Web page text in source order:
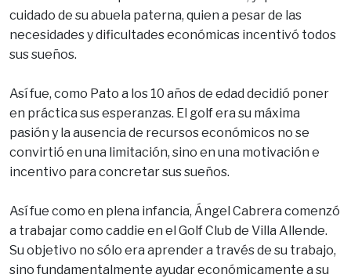
cuidado de su abuela paterna, quien a pesar de las
necesidades y dificultades económicas incentivó todos
sus sueños.
Así fue, como Pato a los 10 años de edad decidió poner
en práctica sus esperanzas. El golf era su máxima
pasión y la ausencia de recursos económicos no se
convirtió en una limitación, sino en una motivación e
incentivo para concretar sus sueños.
Así fue como en plena infancia, Ángel Cabrera comenzó
a trabajar como caddie en el Golf Club de Villa Allende.
Su objetivo no sólo era aprender a través de su trabajo,
sino fundamentalmente ayudar económicamente a su